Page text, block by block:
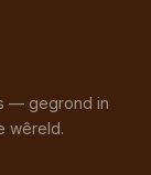
— gegrond in
wêreld.